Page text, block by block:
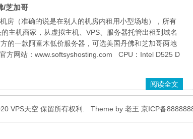
/芝加哥
房（准确的说是在别人的机房内租用小型场地），所有
主机商家，从虚拟主机、VPS、服务器托管出租到域名
的一款阿童木低价服务器，可选美国丹佛和芝加哥两地
方网站：www.softsyshosting.com CPU：Intel D525 D
阅读全文
VPS天空 保留所有权利. Theme by 老王 京ICP备